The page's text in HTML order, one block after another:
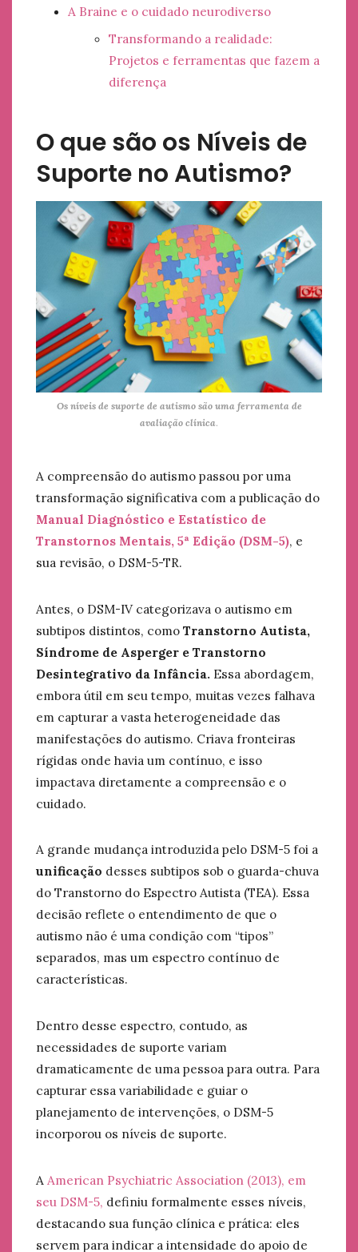
A Braine e o cuidado neurodiverso
Transformando a realidade:
Projetos e ferramentas que fazem a
diferença
O que são os Níveis de
Suporte no Autismo?
Os níveis de suporte de autismo são uma ferramenta de
avaliação clínica.
A compreensão do autismo passou por uma
transformação significativa com a publicação do
Manual Diagnóstico e Estatístico de
Transtornos Mentais, 5ª Edição (DSM-5), e
sua revisão, o DSM-5-TR.
Antes, o DSM-IV categorizava o autismo em
subtipos distintos, como Transtorno Autista,
Síndrome de Asperger e Transtorno
Desintegrativo da Infância. Essa abordagem,
embora útil em seu tempo, muitas vezes falhava
em capturar a vasta heterogeneidade das
manifestações do autismo. Criava fronteiras
rígidas onde havia um contínuo, e isso
impactava diretamente a compreensão e o
cuidado.
A grande mudança introduzida pelo DSM-5 foi a
unificação desses subtipos sob o guarda-chuva
do Transtorno do Espectro Autista (TEA). Essa
decisão reflete o entendimento de que o
autismo não é uma condição com “tipos”
separados, mas um espectro contínuo de
características.
Dentro desse espectro, contudo, as
necessidades de suporte variam
dramaticamente de uma pessoa para outra. Para
capturar essa variabilidade e guiar o
planejamento de intervenções, o DSM-5
incorporou os níveis de suporte.
A American Psychiatric Association (2013), em
seu DSM-5, definiu formalmente esses níveis,
destacando sua função clínica e prática: eles
servem para indicar a intensidade do apoio de